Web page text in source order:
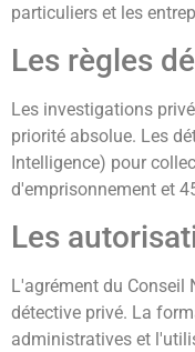
particuliers et les
Les règles
Les investigations
priorité absolue. Les
Intelligence) pour
d'emprisonnement et
Les
L'agrément du Conseil
détective privé. La
administratives et